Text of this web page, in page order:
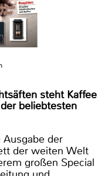
steht Kaffee
beliebtesten
der
der weiten Welt
großen Special